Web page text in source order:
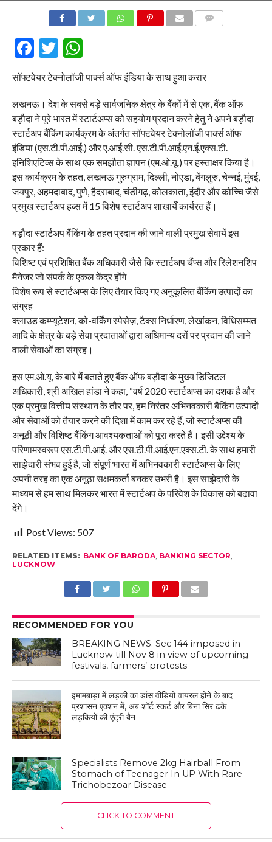
Facebook
Twitter
WhatsApp
सॉफ्टवेयर टेक्नोलॉजी पार्क्स ऑफ इंडिया के साथ हुआ करार
लखनऊ। देश के सबसे बड़े सार्वजनिक क्षेत्र के बैंकों में से एक, बैंक ऑफ
बड़ौदा ने पूरे भारत में स्टार्टअप्स को सहयोग प्रदान करने हेतु ने अपने बड़ौदा
स्टार्टअप बैंकिंग कार्यक्रम के अंतर्गत सॉफ्टवेयर टेक्नोलॉजी पार्क्स ऑफ
इंडिया (एस.टी.पी.आई.) और ए.आई.सी. एस.टी.पी.आई.एन.ई.एक्स.टी.
इनिशिएटिव्स के साथ एक समझौता ज्ञापन (एम.ओ.यू.) पर हस्ताक्षर किया है।
इस कार्यक्रम के तहत, लखनऊ गुरुग्राम, दिल्ली, नोएडा, बेंगलुरु, चेन्नई, मुंबई,
जयपुर, अहमदाबाद, पुणे, हैदराबाद, चंडीगढ़, कोलकाता, इंदौर और कोच्चि जैसे
प्रमुख स्टार्टअप हब्स में 15 विशेष स्टार्टअप शाखायेँ कार्यरत हैं।
बड़ौदा स्टार्टअप बैंकिंग के तहत प्रदान की जाने वाली प्रमुख सेवायें इस
प्रकार हैं:
विशिष्ट एवं प्रशिक्षित बैंक अधिकारी जैसे कि स्टार्टअप चैंप्स और रिलेशनशिप
मैनेजर जो संपर्क के एकल केंद्र होंगे
विशेष रूप से स्टार्टअप्स के लिए तैयार किए गए अनुकूलित बैंकिंग उत्पादों का
संग्रह
क्लाउड कम्प्यूटेशन, को-वर्किंग स्पेसेज़, टैक्स निर्धारण, लेखांकन, विधिसम्मत
आदि के क्षेत्र के बड़े सेवा प्रदाताओं द्वारा अधिमान्य दरों पर प्रदान की जाने
वाली सेवाओं का संग्रह।
इस एम.ओ.यू. के बारे में बताते हुए बैंक ऑफ बड़ौदा के मुख्य डिजिटल
अधिकारी, श्री अखिल हांडा ने कहा, “वर्ष 2020 स्टार्टअप्स का दशक है और
एक प्रमुख वित्तीय संस्थान के तौर पर, हम निरंतर अभिनवकारी बैंकिंग उत्पादों
और सेवाओं को तैयार करने की दिशा में काम कर रहे हैं, जो स्टार्टअप्स की
अनूठी और विशिष्ट बैंकिंग आवश्यकताओं को पूरा करते हैं। इसी उद्देश्य के
परिणामस्वरूप एस.टी.पी.आई. और एस.टी.पी.आई.एन.एक्स.टी. के साथ हमारी
साझेदारी संभव हुई है, जो संपूर्ण भारत में अभिनवकारी स्टार्टअप्स के लिए
अपनी तरह का एक अनूठा सक्षमकर्ता बनकर उभरी है। इस साझेदारी के
माध्यम से हम साथ मिलकर भारत में स्टार्टअप के परिवेश के विकास को बढ़ावा
देंगे।
Post Views: 507
RELATED ITEMS: BANK OF BARODA, BANKING SECTOR,
LUCKNOW
RECOMMENDED FOR YOU
BREAKING NEWS: Sec 144 imposed in
Lucknow till Nov 8 in view of upcoming
festivals, farmers’ protests
इमामबाड़ा में लड़की का डांस वीडियो वायरल होने के बाद
प्रशासन एक्शन में, अब शॉर्ट स्कर्ट और बिना सिर ढके
लड़कियों की एंट्री बैन
Specialists Remove 2kg Hairball From
Stomach of Teenager In UP With Rare
Trichobezoar Disease
CLICK TO COMMENT